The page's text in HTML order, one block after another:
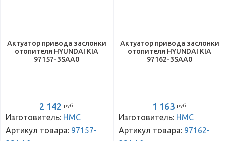
Актуатор привода заслонки
отопителя HYUNDAI KIA
97157-3SAA0
2 142 руб.
Изготовитель: HMC
Артикул товара: 97157-
Актуатор привода заслонки
отопителя HYUNDAI KIA
97162-3SAA0
1 163 руб.
Изготовитель: HMC
Артикул товара: 97162-